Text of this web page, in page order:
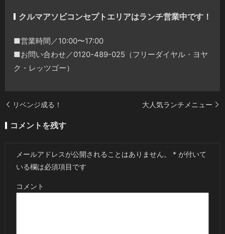
クルマアソビコンセプトエリアはランチ営業中です！
■営業時間／10:00〜17:00
■お問い合わせ／0120-489-025（フリーダイヤル・ヨヤ
ク・レッツゴー）
リベンジ成る！ 大人気ランチメニュー
コメントを残す
メールアドレスが公開されることはありません。 * が付いて
いる欄は必須項目です
コメント